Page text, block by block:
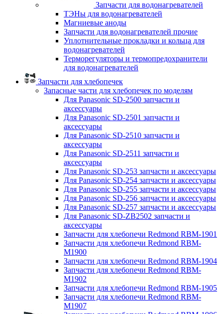
Запчасти для водонагревателей
ТЭНы для водонагревателей
Магниевые аноды
Запчасти для водонагревателей прочие
Уплотнительные прокладки и кольца для
водонагревателей
Терморегуляторы и термопредохранители
для водонагревателей
Запчасти для хлебопечек
Запасные части для хлебопечек по моделям
Для Panasonic SD-2500 запчасти и
аксессуары
Для Panasonic SD-2501 запчасти и
аксессуары
Для Panasonic SD-2510 запчасти и
аксессуары
Для Panasonic SD-2511 запчасти и
аксессуары
Для Panasonic SD-253 запчасти и аксессуары
Для Panasonic SD-254 запчасти и аксессуары
Для Panasonic SD-255 запчасти и аксессуары
Для Panasonic SD-256 запчасти и аксессуары
Для Panasonic SD-257 запчасти и аксессуары
Для Panasonic SD-ZB2502 запчасти и
аксессуары
Запчасти для хлебопечи Redmond RBM-1901
Запчасти для хлебопечи Redmond RBM-
M1900
Запчасти для хлебопечи Redmond RBM-1904
Запчасти для хлебопечи Redmond RBM-
M1902
Запчасти для хлебопечи Redmond RBM-1905
Запчасти для хлебопечи Redmond RBM-
M1907